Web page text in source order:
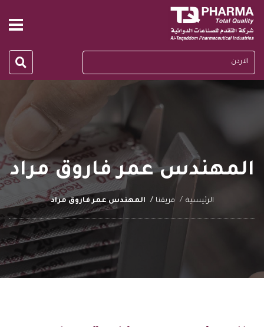
الاردن
المهندس عمر فاروق مراد
الرئيسية فريقنا المهندس عمر فاروق مراد